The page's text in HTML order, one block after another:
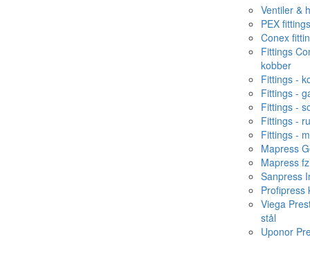
Ventiler &
PEX fittings
Conex
Fittings
kobber
Fittings -
Fittings -
Fittings -
Fittings -
Fittings -
Mapress
Mapress fz
Sanpress
Profipress
Viega
stål
Uponor